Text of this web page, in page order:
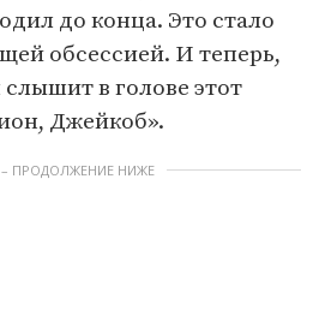
до конца. Это стало
обсессией. И теперь,
в голове этот
Джейкоб».
ПРОДОЛЖЕНИЕ НИЖЕ